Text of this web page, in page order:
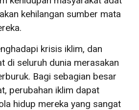
kehilangan sumber mata
krisis iklim, dan
di seluruh dunia merasakan
Bagi sebagian besar
perubahan iklim dapat
hidup mereka yang sangat